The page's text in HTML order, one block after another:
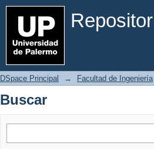
Buscar
DSpace Principal → Facultad de Ingeniería
Buscar